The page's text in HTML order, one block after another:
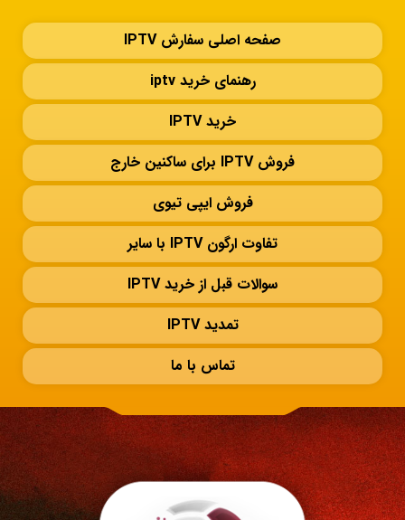
صفحه اصلی سفارش IPTV
رهنمای خرید iptv
خرید IPTV
فروش IPTV برای ساکنین خارج
فروش ایپی تیوی
تفاوت ارگون IPTV با سایر
سوالات قبل از خرید IPTV
تمدید IPTV
تماس با ما